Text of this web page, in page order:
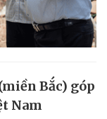
Bắc) góp
Nam